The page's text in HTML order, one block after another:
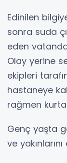
Edinilen
sonra suda
eden
Olay yerine
ekipleri
hastaneye
rağmen
Genç yaşta
ve